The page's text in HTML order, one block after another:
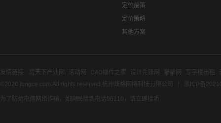
定位前策
定价策略
其他方案
友情链接: 房天下产业网 活动网 C4D插件之家 设计先锋网 猫啃网 写字楼出租
©2020 fongce.com.All rights reserved 杭州烽格网络科技有限公司
浙ICP备
为了防范电信网络诈骗，如网民接到电话96110，请立即接听